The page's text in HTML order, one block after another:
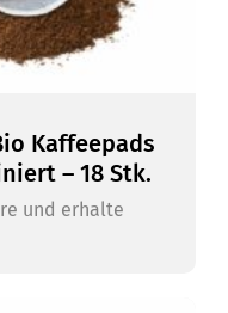
Kaffeepads
– 18 Stk.
und erhalte
erhalte10 %